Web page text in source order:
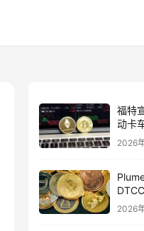
福特
动卡
2026
2026